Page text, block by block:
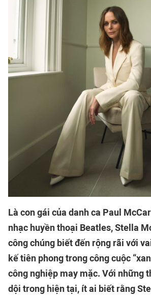
Là con gái của danh ca Paul
nhạc huyền thoại Beatles, Stella
công chúng biết đến rộng rãi với
kế tiên phong trong công cuộc
công nghiệp may mặc. Với những
dội trong hiện tại, ít ai biết rằng